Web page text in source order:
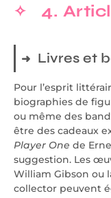
4.
Livres et
Pour l’esprit
biographies de
ou même des
être des cadeaux
Player One de
suggestion. Les
William Gibson ou
collector peuvent